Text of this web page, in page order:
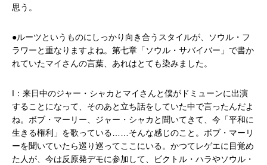
思う。
●ルーツというものにしっかり向き合うスタイルが、ソウル・フ
ラワーと重なりますよね。第七章「ソウル・サバイバー」で書か
れていたマイさんの言葉、あれはとても染みました。
I：来日中のジャー・シャカとマイさんと僕がドミューンに出演
することになって、そのあと立ち話をしていた中で言ったんだよ
ね。ボブ・マーリー、ジャー・シャカと聞いてきて、今「平和に
生きる権利」を歌っている……そんな感じのこと。ボブ・マーリ
ーを聞いていたら巡り巡ってここにいる。かつてレゲエに目覚め
た人が、今は反原発デモに参加して、ビクトル・ハラやソウル・